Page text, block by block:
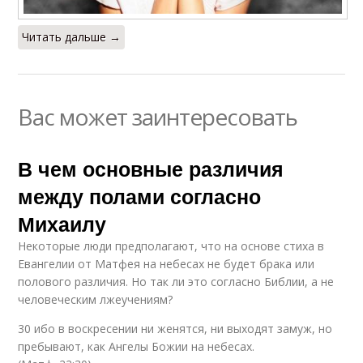
Читать дальше →
Вас может заинтересовать
В чем основные различия
между полами согласно
Михаилу
Некоторые люди предполагают, что на основе стиха в
Евангелии от Матфея на небесах не будет брака или
полового различия. Но так ли это согласно Библии, а не
человеческим лжеучениям?
30 ибо в воскресении ни женятся, ни выходят замуж, но
пребывают, как Ангелы Божии на небесах.